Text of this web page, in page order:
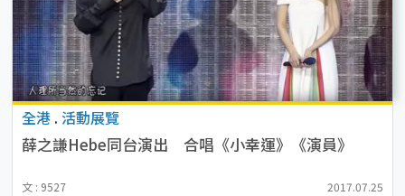
全港 . 活動展覽
薛之謙Hebe同台演出 合唱《小幸運》《演員》
文 : 9527 2017.07.25